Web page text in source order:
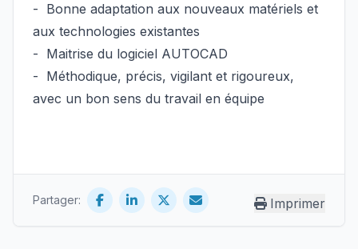
- Bonne adaptation aux nouveaux matériels et
aux technologies existantes
- Maitrise du logiciel AUTOCAD
- Méthodique, précis, vigilant et rigoureux,
avec un bon sens du travail en équipe
Partager: Imprimer